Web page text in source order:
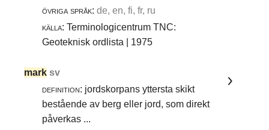
övriga språk: de, en, fi, fr, ru
källa: Terminologicentrum TNC:
Geoteknisk ordlista | 1975
mark sv
definition: jordskorpans yttersta skikt
bestående av berg eller jord, som direkt
påverkas ...